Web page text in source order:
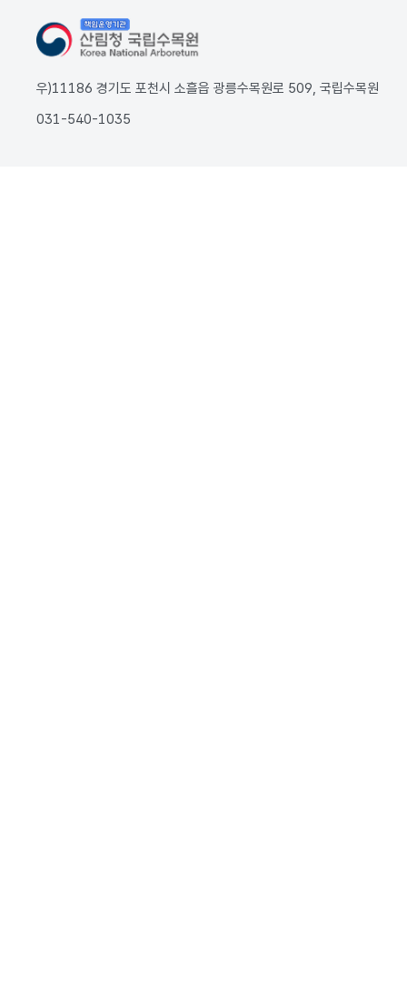
우)11186 경기도 포천시 소흘읍 광릉수목원로 509, 국립수목원
031-540-1035